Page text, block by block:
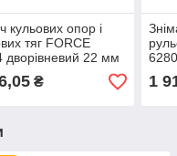
кульових опор і
тяг FORCE
дворівневий 22 мм
₴ 1